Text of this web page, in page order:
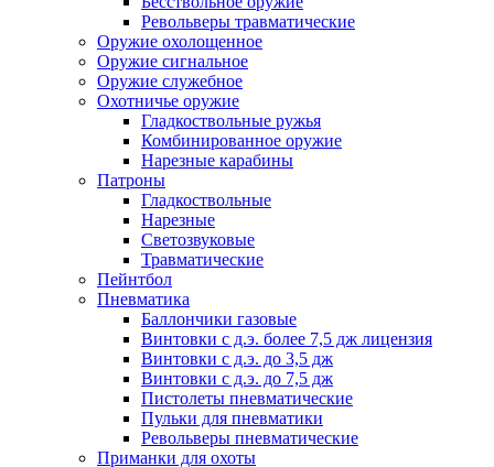
Револьверы травматические
Оружие охолощенное
Оружие сигнальное
Оружие служебное
Охотничье оружие
Гладкоствольные ружья
Комбинированное оружие
Нарезные карабины
Патроны
Гладкоствольные
Нарезные
Светозвуковые
Травматические
Пейнтбол
Пневматика
Баллончики газовые
Винтовки с д.э. более 7,5 дж лицензия
Винтовки с д.э. до 3,5 дж
Винтовки с д.э. до 7,5 дж
Пистолеты пневматические
Пульки для пневматики
Револьверы пневматические
Приманки для охоты